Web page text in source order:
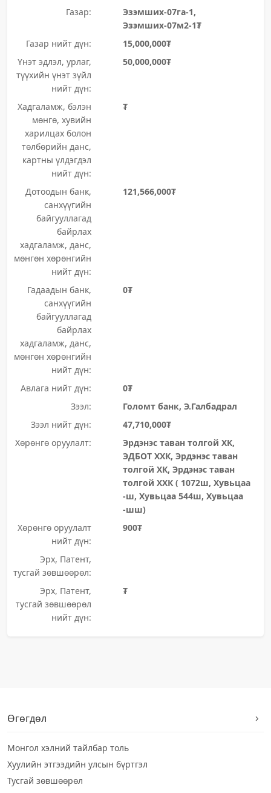
Газар:
Эзэмших-07га-1,
Эзэмших-07м2-1₮
Газар нийт дүн:
15,000,000₮
Үнэт эдлэл, урлаг,
түүхийн үнэт зүйл
нийт дүн:
50,000,000₮
Хадгаламж, бэлэн
мөнгө, хувийн
харилцах болон
төлбөрийн данс,
картны үлдэгдэл
нийт дүн:
₮
Дотоодын банк,
санхүүгийн
байгууллагад
байрлах
хадгаламж, данс,
мөнгөн хөрөнгийн
нийт дүн:
121,566,000₮
Гадаадын банк,
санхүүгийн
байгууллагад
байрлах
хадгаламж, данс,
мөнгөн хөрөнгийн
нийт дүн:
0₮
Авлага нийт дүн:
0₮
Зээл:
Голомт банк, Э.Галбадрал
Зээл нийт дүн:
47,710,000₮
Хөрөнгө оруулалт:
Эрдэнэс таван толгой ХК,
ЭДБОТ ХХК, Эрдэнэс таван
толгой ХК, Эрдэнэс таван
толгой ХХК ( 1072ш, Хувьцаа
-ш, Хувьцаа 544ш, Хувьцаа
-шш)
Хөрөнгө оруулалт
нийт дүн:
900₮
Эрх, Патент,
тусгай зөвшөөрөл:
Эрх, Патент,
тусгай зөвшөөрөл
нийт дүн:
₮
Өгөгдөл
Монгол хэлний тайлбар толь
Хуулийн этгээдийн улсын бүртгэл
Тусгай зөвшөөрөл